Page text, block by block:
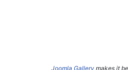
Joomla Gallery makes it